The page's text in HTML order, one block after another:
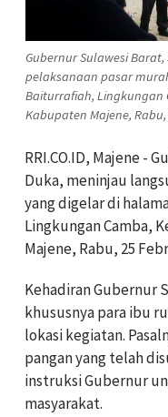
Gubernur Sulawesi
pelaksanaan pasar
Baiturrafiah, Lingkungan
Kabupaten Majene,
RRI.CO.ID, Majene -
Duka, meninjau
yang digelar di
Lingkungan Cambа,
Majene, Rabu, 25
Kehadiran Gubernur
khususnya para ibu
lokasi kegiatan.
pangan yang telah
instruksi Gubernur
masyarakat.